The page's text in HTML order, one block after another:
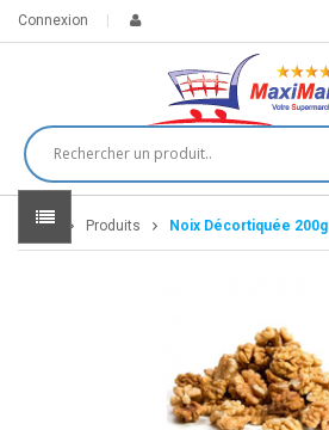
Connexion
Home Produits Noix Décortiquée 200g